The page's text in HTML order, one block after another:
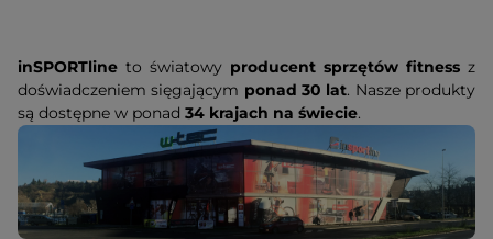
inSPORTline to światowy producent sprzętów fitness z
doświadczeniem sięgającym ponad 30 lat. Nasze produkty
są dostępne w ponad 34 krajach na świecie.